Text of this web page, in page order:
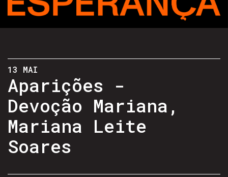
13 MAI
Aparições -
Devoção Mariana,
Mariana Leite
Soares